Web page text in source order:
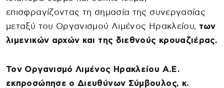
επισφραγίζοντας τη σημασία της συνεργασίας
μεταξύ του Οργανισμού Λιμένος Ηρακλείου, των
λιμενικών αρχών και της διεθνούς κρουαζιέρας.
Τον Οργανισμό Λιμένος Ηρακλείου Α.Ε.
εκπροσώπησε ο Διευθύνων Σύμβουλος, κ.